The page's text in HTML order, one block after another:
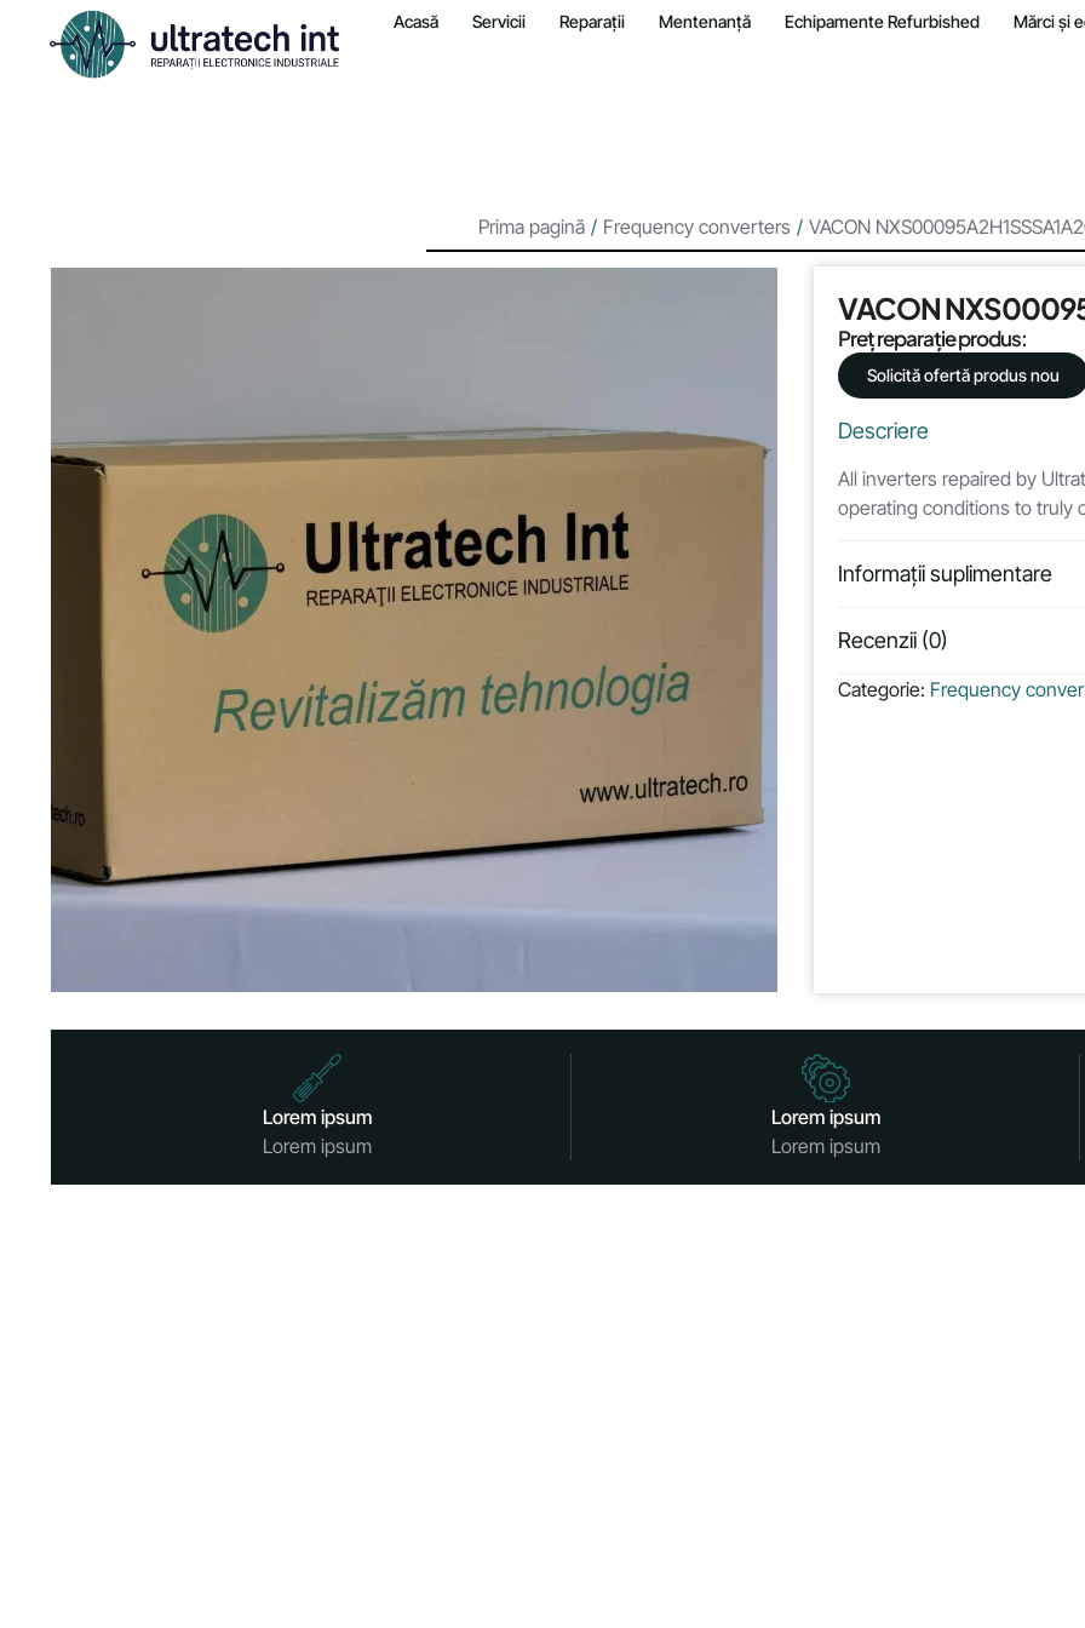
Acasă Servicii Reparații Mentenanță Echipamente Refurbished Mărci și
Prima pagină / Frequency converters / VACON
VACON
Preț reparație produs:
Solicită ofertă produs nou
Descriere
All inverters repaired by
operating conditions to truly
Informații suplimentare
Recenzii (0)
Categorie: Frequency
Lorem ipsum
Lorem ipsum
Lorem ipsum
Lorem ipsum